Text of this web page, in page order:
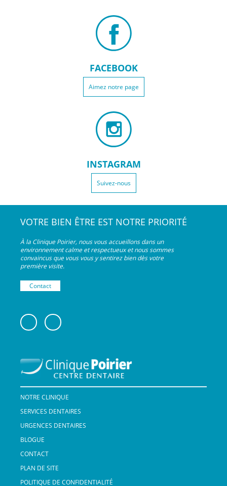
FACEBOOK
Aimez notre page
INSTAGRAM
Suivez-nous
VOTRE BIEN ÊTRE EST NOTRE PRIORITÉ
À la Clinique Poirier, nous vous accueillons dans un
environnement calme et respectueux et nous sommes
convaincus que vous vous y sentirez bien dès votre
première visite.
Contact
NOTRE CLINIQUE
SERVICES DENTAIRES
URGENCES DENTAIRES
BLOGUE
CONTACT
PLAN DE SITE
POLITIQUE DE CONFIDENTIALITÉ